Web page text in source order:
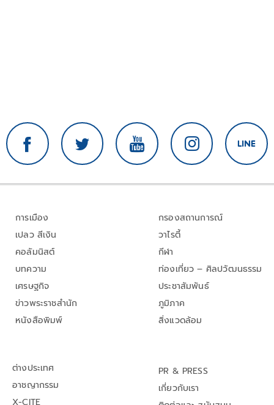
การเมือง
เปลว สีเงิน
คอลัมนิสต์
บทความ
เศรษฐกิจ
ข่าวพระราชสำนัก
หนังสือพิมพ์
กรองสถานการณ์
วาไรตี้
กีฬา
ท่องเที่ยว – ศิลปวัฒนธรรม
ประชาสัมพันธ์
ภูมิภาค
สิ่งแวดล้อม
ต่างประเทศ
อาชญากรรม
X-CITE
PR & PRESS
เกี่ยวกับเรา